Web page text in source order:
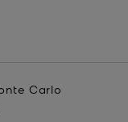
Carlo